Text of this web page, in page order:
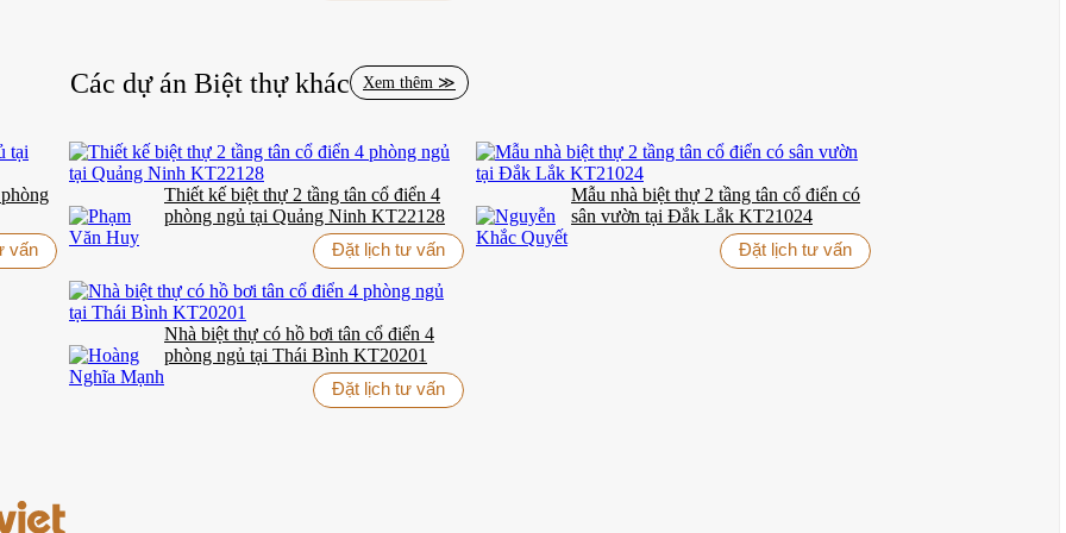
dành cho những gia đình thành đạt tại Đắk Nông và các tỉnh Tây Nguyên. Với không gian sống rộng lớn được phân chia hợp lý, ngôi
gian riêng tư nhưng vẫn gắn kết trong những khoảnh khắc sum vầy.
gu thẩm mỹ tinh tế và mong muốn thể hiện đẳng cấp qua nơi ở. Phong cách tân cổ điển không bao giờ lỗi mốt, đảm bảo giá trị bền
sau.
10.000 khách hàng toàn quốc. ONE STOP HOME CENTER trọn gói từ thiết kế đến thi công hoàn thiện.
Các dự án Biệt thựkhác Xem thêm ≫
vấn
Thiết kế biệt thự 2 tầng tân cổ điển 4
phòng ngủ tại Quảng Ninh KT22128
Đặt lịch tư vấn
Mẫu nhà biệt thự 2 tầng tân cổ điển có
sân vườn tại Đắk Lắk KT21024
Đặt lịch tư vấn
Nhà biệt thự có hồ bơi tân cổ điển 4
phòng ngủ tại Thái Bình KT20201
Đặt lịch tư vấn